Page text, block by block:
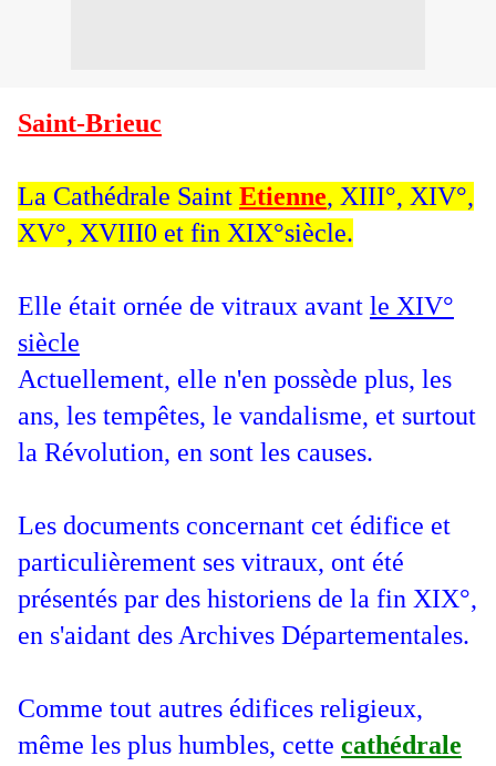
Saint-Brieuc
La Cathédrale Saint Etienne, XIII°, XIV°,
XV°, XVIII0 et fin XIX°siècle.
Elle était ornée de vitraux avant le XIV°
siècle
Actuellement, elle n'en possède plus, les
ans, les tempêtes, le vandalisme, et surtout
la Révolution, en sont les causes.
Les documents concernant cet édifice et
particulièrement ses vitraux, ont été
présentés par des historiens de la fin XIX°,
en s'aidant des Archives Départementales.
Comme tout autres édifices religieux,
même les plus humbles, cette cathédrale